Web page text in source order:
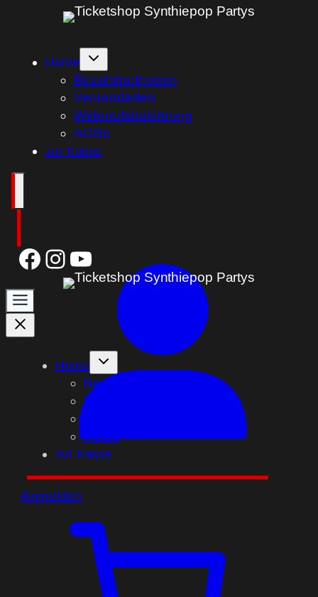
Home
Bezahlmethoden
Versandarten
Widerrufsbelehrung
AGBs
zur Kasse
Anmelden
Facebook
Instagram
YouTube
Home
Bezahlmethoden
Versandarten
AGBs
zur Kasse